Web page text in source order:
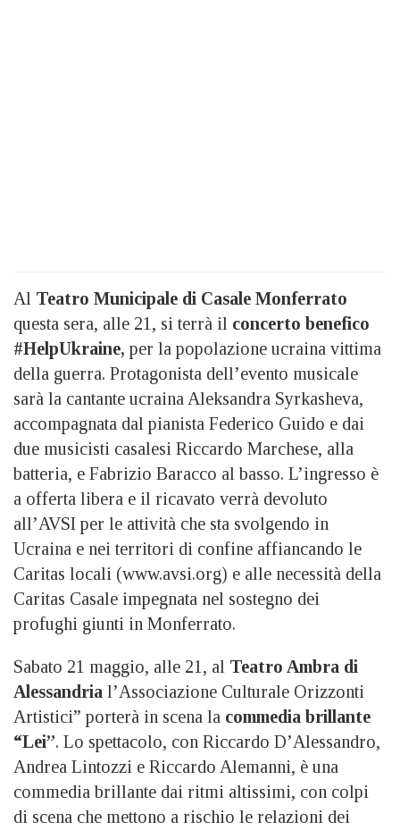
Al Teatro Municipale di Casale Monferrato
questa sera, alle 21, si terrà il concerto benefico
#HelpUkraine, per la popolazione ucraina vittima
della guerra. Protagonista dell’evento musicale
sarà la cantante ucraina Aleksandra Syrkasheva,
accompagnata dal pianista Federico Guido e dai
due musicisti casalesi Riccardo Marchese, alla
batteria, e Fabrizio Baracco al basso. L’ingresso è
a offerta libera e il ricavato verrà devoluto
all’AVSI per le attività che sta svolgendo in
Ucraina e nei territori di confine affiancando le
Caritas locali (www.avsi.org) e alle necessità della
Caritas Casale impegnata nel sostegno dei
profughi giunti in Monferrato.
Sabato 21 maggio, alle 21, al Teatro Ambra di
Alessandria l’Associazione Culturale Orizzonti
Artistici” porterà in scena la commedia brillante
“Lei”. Lo spettacolo, con Riccardo D’Alessandro,
Andrea Lintozzi e Riccardo Alemanni, è una
commedia brillante dai ritmi altissimi, con colpi
di scena che mettono a rischio le relazioni dei